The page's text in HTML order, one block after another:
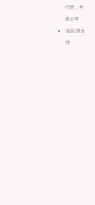
行業，無
業亦可
地區:限台
灣